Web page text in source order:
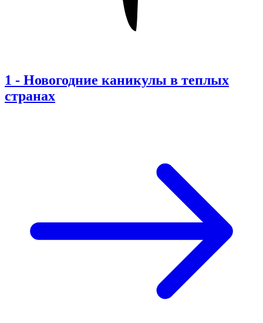
1 - Новогодние каникулы в теплых
странах